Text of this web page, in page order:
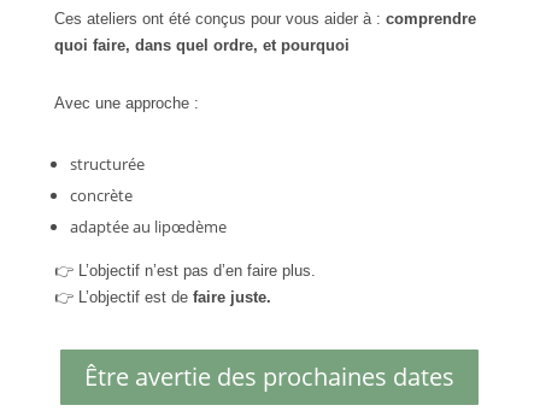
Ces ateliers ont été conçus pour vous aider à : comprendre
quoi faire, dans quel ordre, et pourquoi
Avec une approche :
structurée
concrète
adaptée au lipœdème
👉 L’objectif n’est pas d’en faire plus.
👉 L’objectif est de faire juste.
Être avertie des prochaines dates